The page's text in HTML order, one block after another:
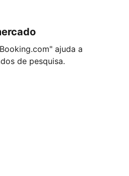
ajuda a
de pesquisa.